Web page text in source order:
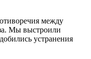
между
Мы выстроили
устранения